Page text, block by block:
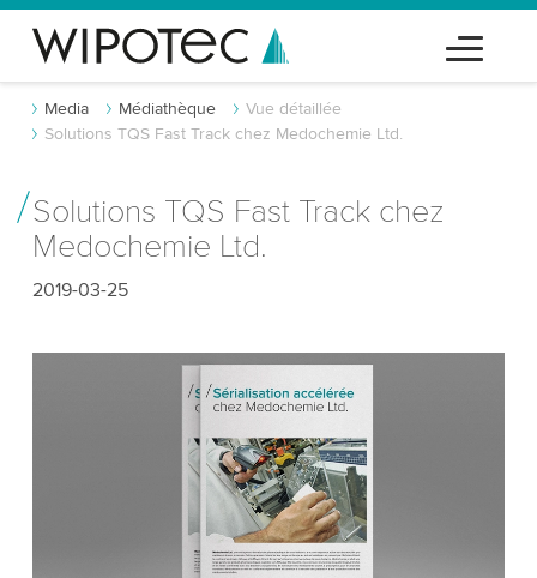
Media Médiathèque
Vue détaillée
Solutions TQS Fast Track chez Medochemie Ltd.
Solutions TQS Fast Track chez
Medochemie Ltd.
2019-03-25